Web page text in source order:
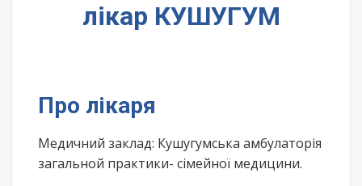
лікар КУШУГУМ
Про лікаря
Медичний заклад: Кушугумська амбулаторія
загальной практики- сімейної медицини.